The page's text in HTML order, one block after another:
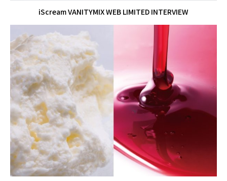
iScream VANITYMIX WEB LIMITED INTERVIEW